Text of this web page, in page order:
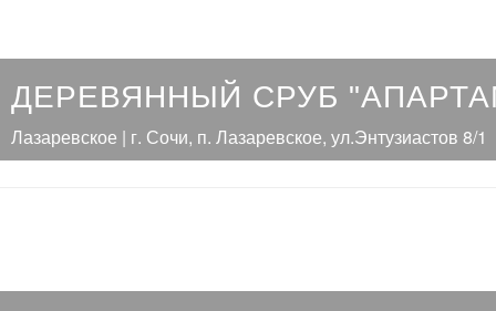
ДЕРЕВЯННЫЙ СРУБ
Лазаревское | г. Сочи, п. Лазаревское, ул.Энтузиастов 8/1